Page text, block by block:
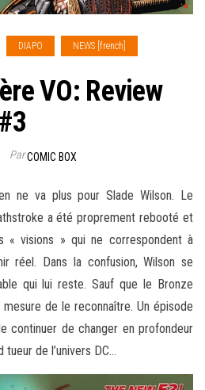
DIAPO NEWS [french]
VO: Review
ParCOMIC BOX
ne va plus pour Slade Wilson. Le
a été proprement rebooté et
« visions » qui ne correspondent à
réel. Dans la confusion, Wilson se
qui lui reste. Sauf que le Bronze
de le reconnaître. Un épisode
continuer de changer en profondeur
tueur de l’univers DC…